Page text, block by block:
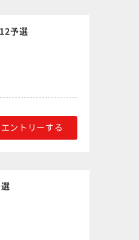
予選
エントリーする